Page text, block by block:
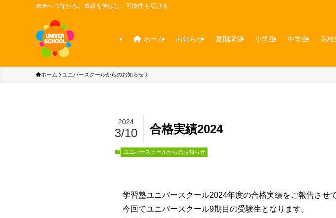
未来へつながる。成績を伸ばし、可能性も広げる。
ホーム お知らせ 夏期講習 小学生 中学生 高校
ホーム ユニバースクールからのお知らせ
合格実績2024
2024
3/10
ユニバースクールからのお知らせ
学習塾ユニバースクール2024年度の合格実績をご報告させ
今回でユニバースクール9期目の受験生となります。